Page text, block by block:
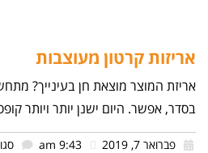
אריזות קרטון מעוצבות
אריזת המוצר מוצאת חן בעינייך?
בסדר, אפשר. היום ישנן יותר ויותר
פברואר 7, 2019